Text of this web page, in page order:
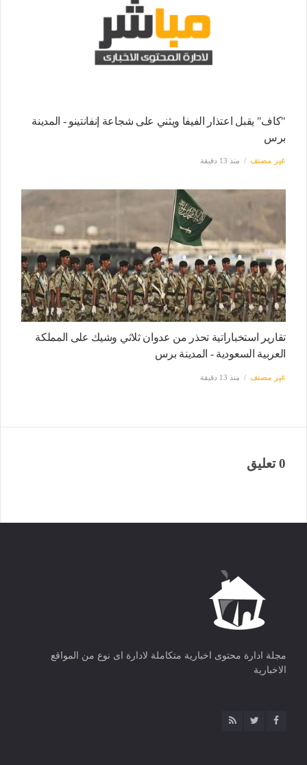
"كاف" يقبل اعتذار الفيفا ويثني على شجاعة إنفانتينو - المدينة
برس
غير مصنف منذ 13 دقيقة
تقارير استخباراتية تحذر من عدوان ثلاثي وشيك على المملكة
العربية السعودية - المدينة برس
غير مصنف منذ 13 دقيقة
0 تعليق
مجلة ادارة محتوى اخبارية متكاملة لادارة اى نوع من المواقع
الاخبارية